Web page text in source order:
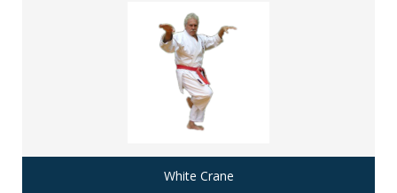
White Crane